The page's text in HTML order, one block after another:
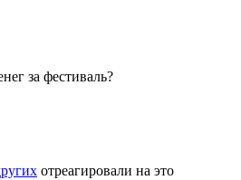
за фестиваль?
отреагировали на это